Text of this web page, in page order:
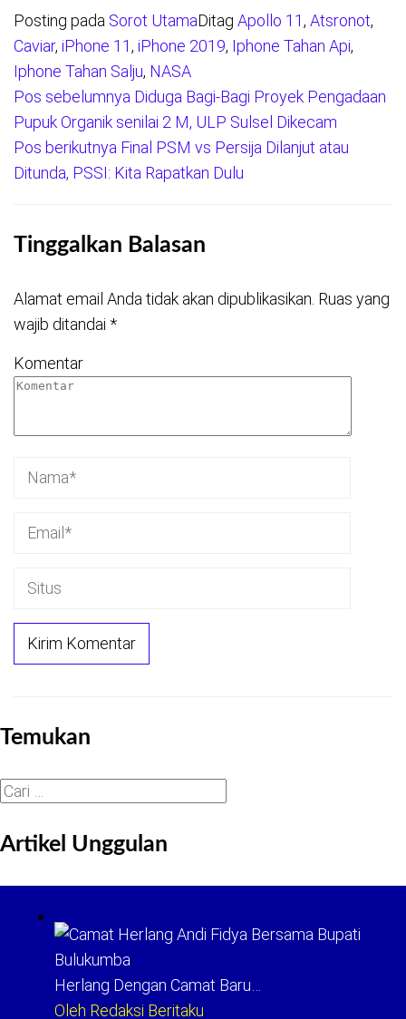
Posting pada Sorot UtamaDitag Apollo 11, Atsronot,
Caviar, iPhone 11, iPhone 2019, Iphone Tahan Api,
Iphone Tahan Salju, NASA
Navigasi
pos
Pos sebelumnya Diduga Bagi-Bagi Proyek Pengadaan
Pupuk Organik senilai 2 M, ULP Sulsel Dikecam
Pos berikutnya Final PSM vs Persija Dilanjut atau
Ditunda, PSSI: Kita Rapatkan Dulu
Tinggalkan Balasan
Alamat email Anda tidak akan dipublikasikan. Ruas yang
wajib ditandai *
Komentar
Temukan
Cari
Artikel Unggulan
Herlang Dengan Camat Baru…
Oleh Redaksi Beritaku